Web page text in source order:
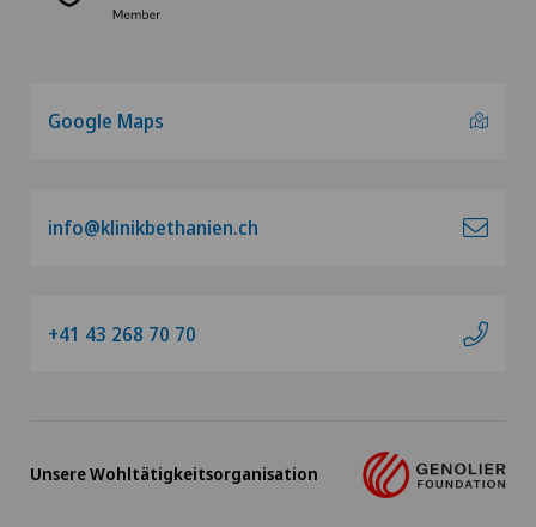
Google Maps
info@klinikbethanien.ch
+41 43 268 70 70
Unsere Wohltätigkeitsorganisation